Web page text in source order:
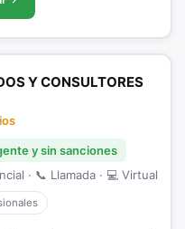
Y CONSULTORES
y sin sanciones
· 📞 Llamada · 💻 Virtual